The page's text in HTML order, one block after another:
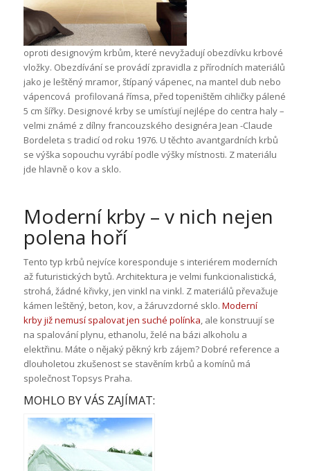
oproti designovým krbům, které nevyžadují obezdívku krbové
vložky. Obezdívání se provádí zpravidla z přírodních materiálů
jako je leštěný mramor, štípaný vápenec, na mantel dub nebo
vápencová profilovaná římsa, před topeništěm cihličky pálené
5 cm šířky. Designové krby se umísťují nejlépe do centra haly –
velmi známé z dílny francouzského designéra Jean -Claude
Bordeleta s tradicí od roku 1976. U těchto avantgardních krbů
se výška sopouchu vyrábí podle výšky místnosti. Z materiálu
jde hlavně o kov a sklo.
Moderní krby – v nich nejen
polena hoří
Tento typ krbů nejvíce koresponduje s interiérem moderních
až futuristických bytů. Architektura je velmi funkcionalistická,
strohá, žádné křivky, jen vinkl na vinkl. Z materiálů převažuje
kámen leštěný, beton, kov, a žáruvzdorné sklo. Moderní
krby již nemusí spalovat jen suché polínka, ale konstruují se
na spalování plynu, ethanolu, želé na bázi alkoholu a
elektřinu. Máte o nějaký pěkný krb zájem? Dobré reference a
dlouholetou zkušenost se stavěním krbů a komínů má
společnost Topsys Praha.
MOHLO BY VÁS ZAJÍMAT: